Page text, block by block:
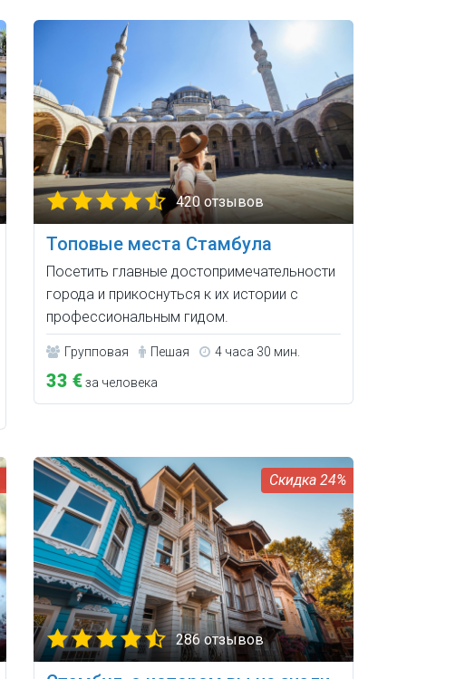
420 отзывов
Топовые места Стамбула
Посетить главные достопримечательности
города и прикоснуться к их истории с
профессиональным гидом.
Групповая Пешая 4 часа 30 мин.
33 €за человека
24%
286 отзывов